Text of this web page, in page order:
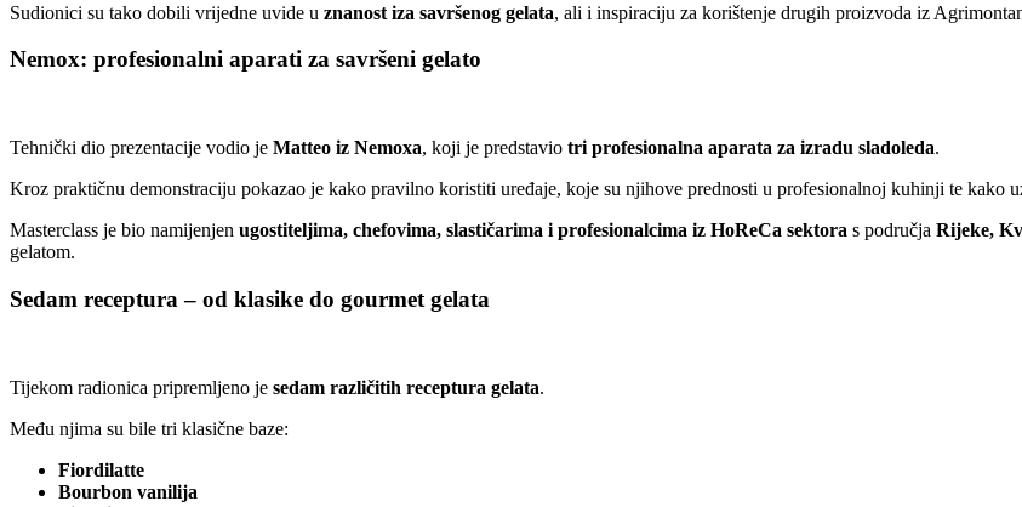
Sudionici su tako dobili vrijedne uvide u znanost iza savršenog gelata, ali i inspiraciju za korištenje drugih proizvoda iz
Nemox: profesionalni aparati za savršeni gelato
Tehnički dio prezentacije vodio je Matteo iz Nemoxa, koji je predstavio tri profesionalna aparata za izradu sladoleda.
Kroz praktičnu demonstraciju pokazao je kako pravilno koristiti uređaje, koje su njihove prednosti u profesionalnoj kuhinji te kako
Masterclass je bio namijenjen ugostiteljima, chefovima, slastičarima i profesionalcima iz HoReCa sektora s područja Rijeke,
gelatom.
Sedam receptura – od klasike do gourmet gelata
Tijekom radionica pripremljeno je sedam različitih receptura gelata.
Među njima su bile tri klasične baze:
Fiordilatte
Bourbon vanilija